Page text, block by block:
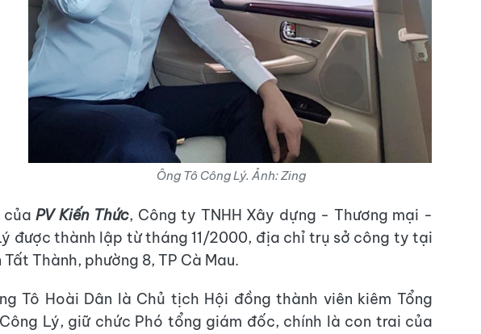
Ông Tô Công Lý. Ảnh: Zing
củaPV Kiến Thức, Công ty TNHH Xây dựng - Thương mại -
được thành lập từ tháng 11/2000, địa chỉ trụ sở công ty tại
Thành, phường 8, TP Cà Mau.
Tô Hoài Dân là Chủ tịch Hội đồng thành viên kiêm Tổng
Lý, giữ chức Phó tổng giám đốc, chính là con trai của